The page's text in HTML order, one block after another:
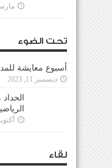
مارس 25,
تحت الضوء
أسبوع معايشة
ديسمبر 11, 2023
أكتوبر 6, 2021
لقاء